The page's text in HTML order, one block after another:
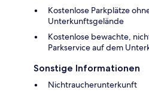
Kostenlose Parkplätze
Unterkunftsgelände
Kostenlose bewachte,
Parkservice auf dem
Sonstige Informationen
Nichtraucherunterkunft